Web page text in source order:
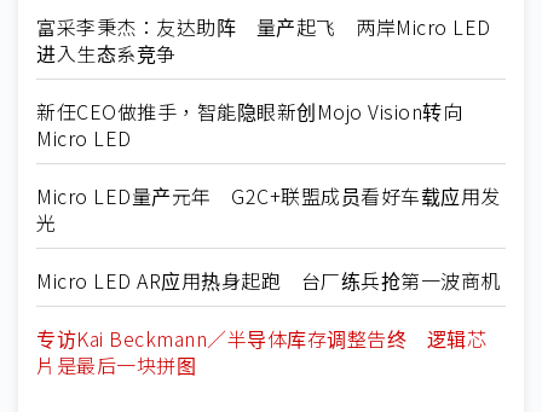
富采李秉杰：友达助阵 量产起飞 两岸Micro LED
进入生态系竞争
新任CEO做推手，智能隐眼新创Mojo Vision转向
Micro LED
Micro LED量产元年 G2C+联盟成员看好车载应用发
光
Micro LED AR应用热身起跑 台厂练兵抢第一波商机
专访Kai Beckmann／半导体库存调整告终 逻辑芯
片是最后一块拼图